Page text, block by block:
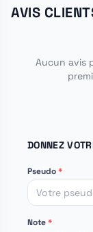
AVIS
Aucun avis
DONNEZ
Pseudo*
Note*